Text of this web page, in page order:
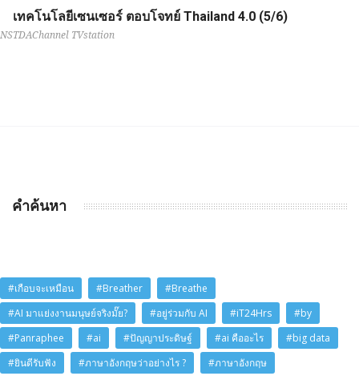
เทคโนโลยีเซนเซอร์ ตอบโจทย์ Thailand 4.0 (5/6)
NSTDAChannel TVstation
คำค้นหา
#เกือบจะเหมือน #Breather
#Breathe
#AI มาแย่งงานมนุษย์จริงมั๊ย?
#อยู่ร่วมกับ AI #iT24Hrs
#by
#Panraphee
#ai #ปัญญาประดิษฐ์ #ai คืออะไร
#big data
#ยินดีรับฟัง
#ภาษาอังกฤษว่าอย่างไร ?
#ภาษาอังกฤษ